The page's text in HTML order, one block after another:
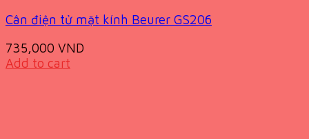
Cân điện tử mặt kính Beurer GS206
735,000 VND
Add to cart